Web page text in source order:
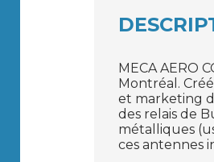
MECA AERO
Montréal.
et marketing
des relais de
métalliques
ces antennes